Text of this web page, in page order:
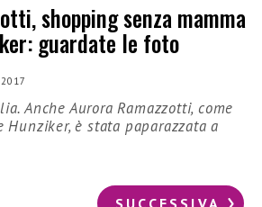
shopping senza mamma
guardate le foto
Anche Aurora Ramazzotti, come
è stata paparazzata a
SUCCESSIVA